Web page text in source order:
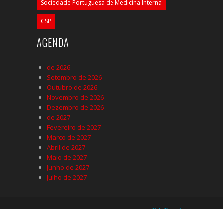
Sociedade Portuguesa de Medicina Interna
CSP
AGENDA
de 2026
Setembro de 2026
Outubro de 2026
Novembro de 2026
Dezembro de 2026
de 2027
Fevereiro de 2027
Março de 2027
Abril de 2027
Maio de 2027
Junho de 2027
Julho de 2027